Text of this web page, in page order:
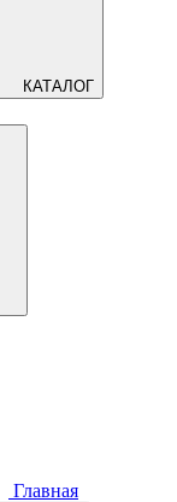
КАТАЛОГ
Главная